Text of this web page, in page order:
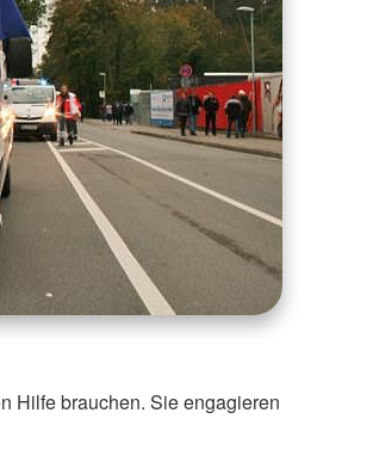
Hilfe brauchen. Sie engagieren